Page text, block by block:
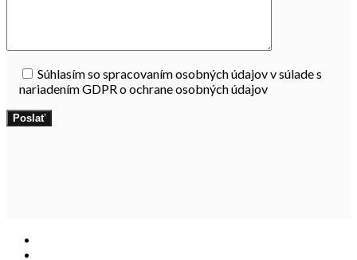
Súhlasím so spracovaním osobných údajov v súlade s
nariadením GDPR o ochrane osobných údajov